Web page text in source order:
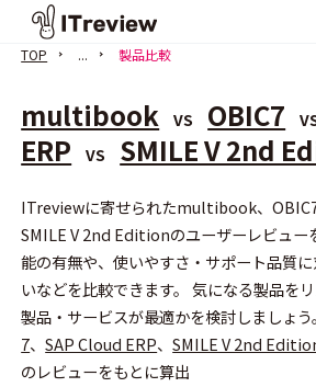
TOP ... 製品比較
multibook VS OBIC7
ERP
VS SMILE V 2nd
ITreviewに寄せられたmultibook、OBIC7
SMILE V 2nd Editionのユーザーレビュー
能の有無や、使いやすさ・サポート品質
いなどを比較できます。 気になる製品を
製品・サービスが最適かを検討しましょう
7、SAP Cloud ERP、SMILE V 2nd
のレビューをもとに算出
会員登録（無料）